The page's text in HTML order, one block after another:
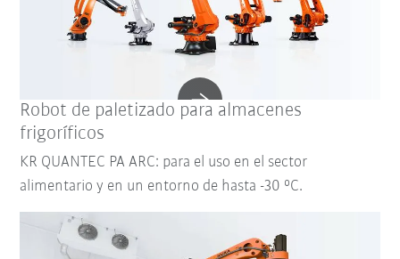
Robot de paletizado para almacenes
frigoríficos
KR QUANTEC PA ARC: para el uso en el sector
alimentario y en un entorno de hasta -30 °C.